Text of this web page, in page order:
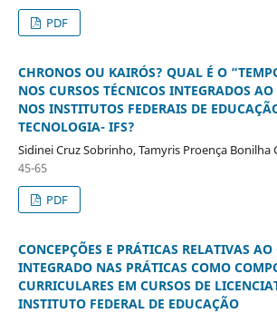
PDF
CHRONOS OU KAIRÓS? QUAL É O
NOS CURSOS TÉCNICOS INTEGRADOS
NOS INSTITUTOS FEDERAIS DE
TECNOLOGIA- IFS?
Sidinei Cruz Sobrinho, Tamyris Proença Bonilha
45-65
PDF
CONCEPÇÕES E PRÁTICAS RELATIVAS
INTEGRADO NAS PRÁTICAS COMO
CURRICULARES EM CURSOS DE
INSTITUTO FEDERAL DE EDUCAÇÃO